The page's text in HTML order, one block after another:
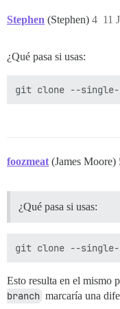
Stephen (Stephen) 11
4
¿Qué pasa si usas:
foozmeat (James Moore)
¿Qué pasa si usas:
Esto resulta en el mismo
branch marcaría una